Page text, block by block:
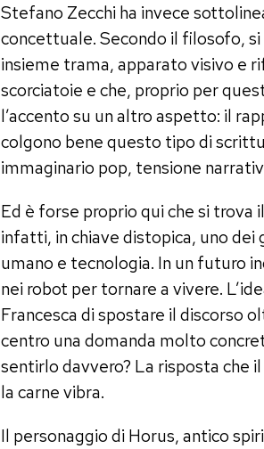
Stefano Zecchi ha invece
concettuale. Secondo il filosofo,
insieme trama, apparato visivo e
scorciatoie e che, proprio per
l’accento su un altro aspetto: il
colgono bene questo tipo di
immaginario pop, tensione
Ed è forse proprio qui che si trova
infatti, in chiave distopica, uno
umano e tecnologia. In un futuro
nei robot per tornare a vivere.
Francesca di spostare il discorso
centro una domanda molto
sentirlo davvero? La risposta che
la carne vibra.
Il personaggio di Horus, antico